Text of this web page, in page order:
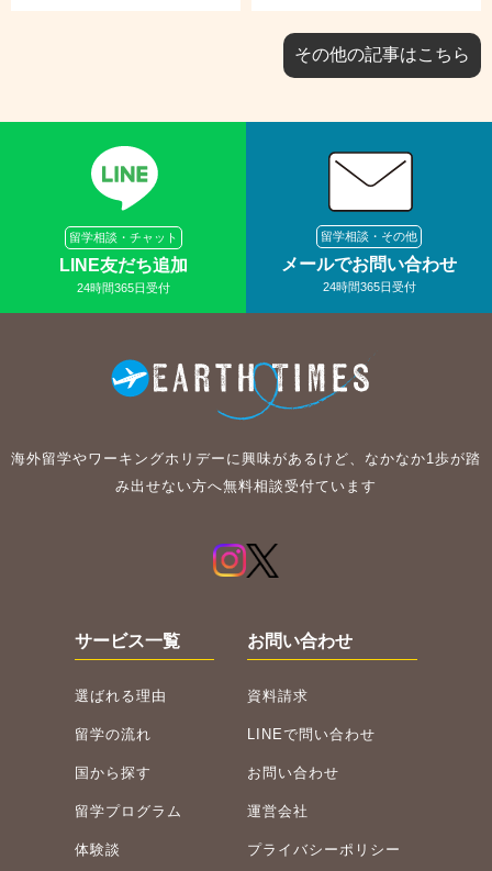
その他の記事はこちら
留学相談・チャット
LINE友だち追加
24時間365日受付
留学相談・その他
メールでお問い合わせ
24時間365日受付
海外留学やワーキングホリデーに興味があるけど、なかなか1歩が踏
み出せない方へ無料相談受付ています
サービス一覧
選ばれる理由
留学の流れ
国から探す
留学プログラム
体験談
お問い合わせ
資料請求
LINEで問い合わせ
お問い合わせ
運営会社
プライバシーポリシー